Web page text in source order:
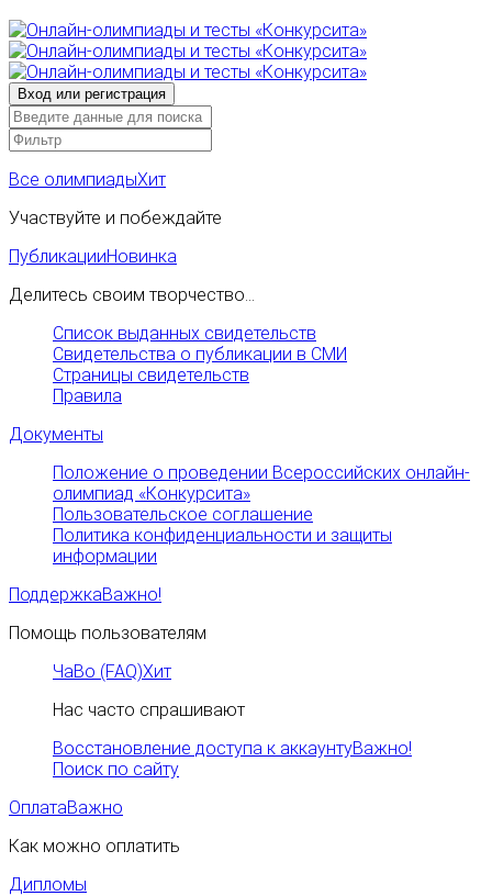
Все олимпиадыХит
Участвуйте и побеждайте
ПубликацииНовинка
Делитесь своим творчество...
Список выданных свидетельств
Свидетельства о публикации в СМИ
Страницы свидетельств
Правила
Документы
Положение о проведении Всероссийских онлайн-
олимпиад «Конкурсита»
Пользовательское соглашение
Политика конфиденциальности и защиты
информации
ПоддержкаВажно!
Помощь пользователям
ЧаВо (FAQ)Хит
Нас часто спрашивают
Восстановление доступа к аккаунтуВажно!
Поиск по сайту
ОплатаВажно
Как можно оплатить
Дипломы